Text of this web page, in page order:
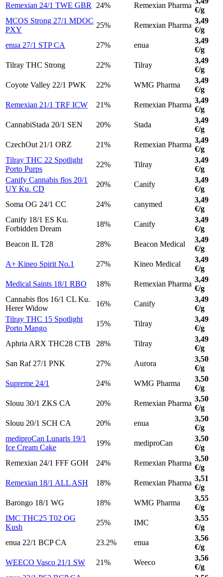
Remexian 24/1 TWE GBR 24% Remexian Pharma
€/g
MCOS Strong 27/1 MDOC
PXY
25% Remexian Pharma
3,49
€/g
enua 27/1 STP CA
27% enua
3,49
€/g
Tilray THC Strong
22% Tilray
3,49
€/g
Coyote Valley 22/1 PWK
22% WMG Pharma
3,49
€/g
Remexian 21/1 TRF ICW
21% Remexian Pharma
3,49
€/g
CannabiStada 20/1 SEN
20% Stada
3,49
€/g
CzechOut 21/1 ORZ
21% Remexian Pharma
3,49
€/g
Tilray THC 22 Spotlight
Porto Purps
22% Tilray
3,49
€/g
Canify Cannabis flos 20/1
UY Ku. CD
20% Canify
3,49
€/g
Soma OG 24/1 CC
24% canymed
3,49
€/g
Canify 18/1 ES Ku.
Forbidden Dream
18% Canify
3,49
€/g
Beacon IL T28
28% Beacon Medical
3,49
€/g
A+ Kineo Spirit No.1
27% Kineo Medical
3,49
€/g
Medical Saints 18/1 RBO
18% Remexian Pharma
3,49
€/g
Cannabis flos 16/1 CL Ku.
Herer Widow
16% Canify
3,49
€/g
Tilray THC 15 Spotlight
Porto Mango
15% Tilray
3,49
€/g
Aphria ARX THC28 CTB
28% Tilray
3,49
€/g
San Raf 27/1 PNK
27% Aurora
3,50
€/g
Supreme 24/1
24% WMG Pharma
3,50
€/g
Slouu 30/1 ZKS CA
20% Remexian Pharma
3,50
€/g
Slouu 20/1 SCH CA
20% enua
3,50
€/g
mediproCan Lunaris 19/1
Ice Cream Cake
19% mediproCan
3,50
€/g
Remexian 24/1 FFF GOH
24% Remexian Pharma
3,50
€/g
Remexian 18/1 ALL ASH
18% Remexian Pharma
3,51
€/g
Barongo 18/1 WG
18% WMG Pharma
3,55
€/g
IMC THC25 T02 OG
Kush
25% IMC
3,55
€/g
enua 22/1 BCP CA
23.2% enua
3,56
€/g
WEECO Vasco 21/1 SW
21% Weeco
3,56
€/g